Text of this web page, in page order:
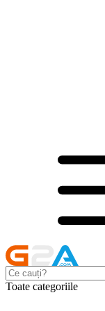
Toate categoriile